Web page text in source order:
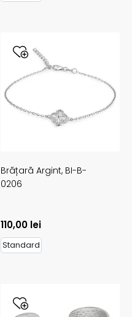
Brățară Argint, BI-B-
0206
110,00 lei
Standard